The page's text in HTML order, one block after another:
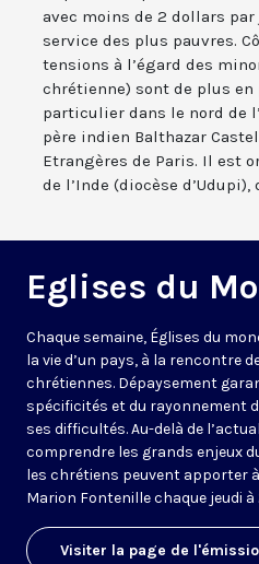
avec moins de 2 dollars par
service des plus pauvres.
tensions à l’égard des
chrétienne) sont de plus en
particulier dans le nord de
père indien Balthazar
Etrangères de Paris. Il est
de l’Inde (diocèse
Eglises du
Chaque semaine, Églises du
la vie d’un pays, à la rencontre
chrétiennes. Dépaysement
spécificités et du rayonnement
ses difficultés. Au-delà de
comprendre les grands enjeux
les chrétiens peuvent apporter
Marion Fontenille chaque jeudi à
Visiter la page de